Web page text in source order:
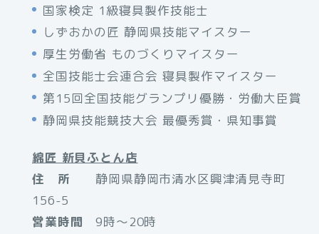
国家検定 1級寝具製作技能士
しずおかの匠 静岡県技能マイスター
厚生労働省 ものづくりマイスター
全国技能士会連合会 寝具製作マイスター
第15回全国技能グランプリ優勝・労働大臣賞
静岡県技能競技大会 最優秀賞・県知事賞
綿匠 新貝ふとん店
住 所 静岡県静岡市清水区興津清見寺町
156-5
営業時間 9時〜20時